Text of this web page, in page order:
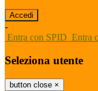
-
Entra con SPID Entra
Seleziona utente
button close ×